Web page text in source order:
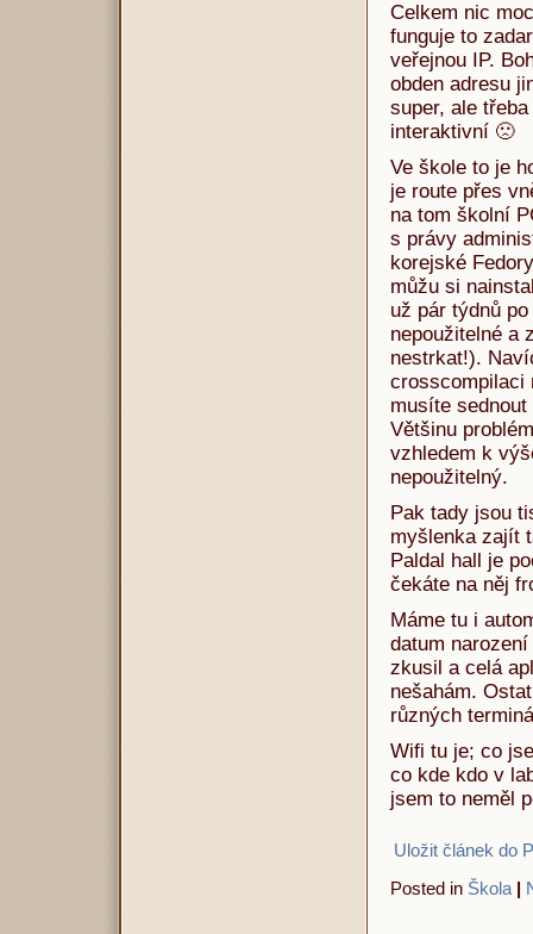
Celkem nic
funguje to
veřejnou IP.
obden adresu
super, ale
interaktivní 🙁
Ve škole to je
je route přes
na tom školní
s právy
korejské
můžu si
už pár týdnů
nepoužitelné a
nestrkat!).
crosscompilaci
musíte
Většinu
vzhledem k
nepoužitelný.
Pak tady jsou
myšlenka zajít
Paldal hall je
čekáte na něj
Máme tu i
datum
zkusil a celá
nešahám.
různých
Wifi tu je; co
co kde kdo v
jsem to neměl
Uložit článek do
Posted in Škola |